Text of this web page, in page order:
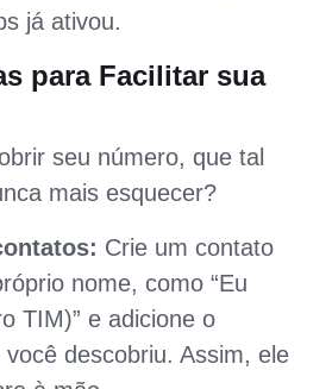
já ativou.
para Facilitar sua
seu número, que tal
mais esquecer?
Crie um contato
nome, como “Eu
TIM)” e adicione o
descobriu. Assim, ele